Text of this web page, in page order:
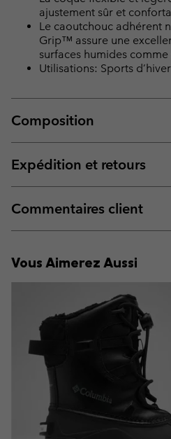
ajustement sûr et
Le caoutchouc adhérent
Grip™ assure une
surfaces humides comme
Utilisations: Sports d’hiver
Composition
Expédition et retours
Commentaires client
Vous Aimerez Aussi